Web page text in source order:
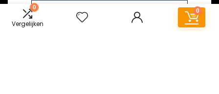
0
Vergelijken
0